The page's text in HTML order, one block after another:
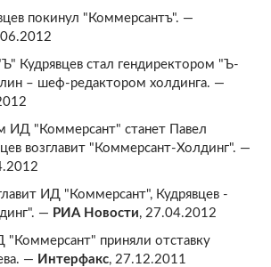
покинул "Коммерсантъ". —
Кудрявцев стал гендиректором "Ъ-
– шеф-редактором холдинга. —
ИД "Коммерсант" станет Павел
возглавит "Коммерсант-Холдинг". —
ИД "Коммерсант", Кудрявцев -
— РИА Новости, 27.04.2012
приняли отставку
— Интерфакс, 27.12.2011